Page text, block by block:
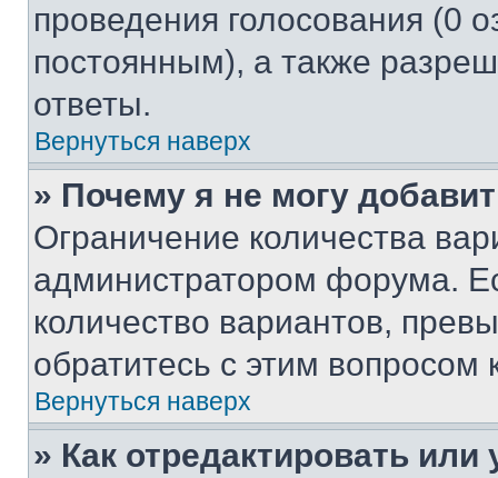
проведения голосования (0
постоянным), а также
ответы.
Вернуться наверх
» Почему я не могу
Ограничение количества
администратором форума.
количество вариантов,
обратитесь с этим вопросом
Вернуться наверх
» Как отредактировать